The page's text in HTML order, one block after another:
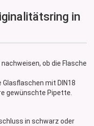
in
ob die Flasche
mit DIN18
gewünschte Pipette.
in schwarz oder